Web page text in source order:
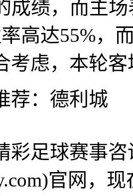
成绩，而主
高达55%，
考虑，本轮
：德利城
足球赛事咨
官网，